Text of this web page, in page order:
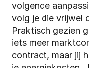
volgende
volg je die vrijwel
Praktisch gezien
iets meer
contract, maar jij